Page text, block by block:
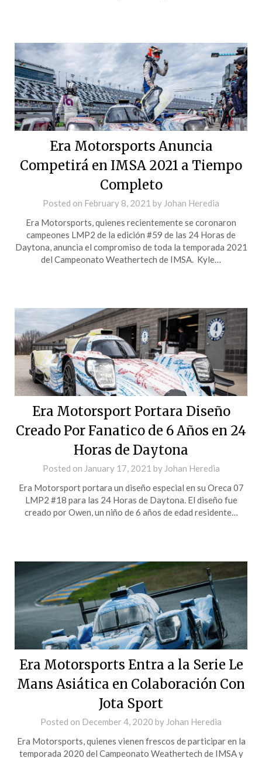
Era Motorsports Anuncia
Competirá en IMSA 2021 a Tiempo
Completo
Posted on February 8, 2021 by Johan Heredia
Era Motorsports, quienes recientemente se coronaron
campeones LMP2 de la edición #59 de las 24 Horas de
Daytona, anuncia el compromiso de toda la temporada 2021
del Campeonato Weathertech de IMSA. Kyle…
Era Motorsport Portara Diseño
Creado Por Fanatico de 6 Años en 24
Horas de Daytona
Posted on January 17, 2021 by Johan Heredia
Era Motorsport portara un diseño especial en su Oreca 07
LMP2 #18 para las 24 Horas de Daytona. El diseño fue
creado por Owen, un niño de 6 años de edad residente…
Era Motorsports Entra a la Serie Le
Mans Asiática en Colaboración Con
Jota Sport
Posted on December 4, 2020 by Johan Heredia
Era Motorsports, quienes vienen frescos de participar en la
temporada 2020 del Campeonato Weathertech de IMSA y